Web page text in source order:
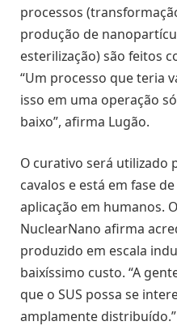
processos
produção de
esterilização) são feitos
“Um processo que teria
isso em uma operação
baixo”, afirma Lugão.
O curativo será utilizado
cavalos e está em fase
aplicação em humanos.
NuclearNano afirma
produzido em escala
baixíssimo custo. “A
que o SUS possa se
amplamente distribuído.”